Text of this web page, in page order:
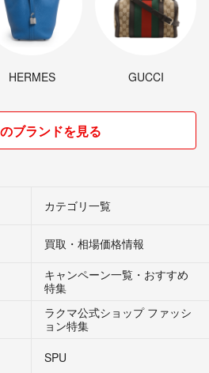
HERMES GUCCI
ブランドを見る
カテゴリ一覧
買取・相場価格情報
キャンペーン一覧・おすすめ
特集
ラクマ公式ショップ ファッシ
ョン特集
SPU